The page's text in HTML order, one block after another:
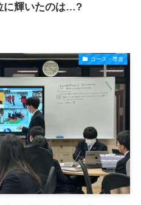
に輝いたのは…?
コース・専攻